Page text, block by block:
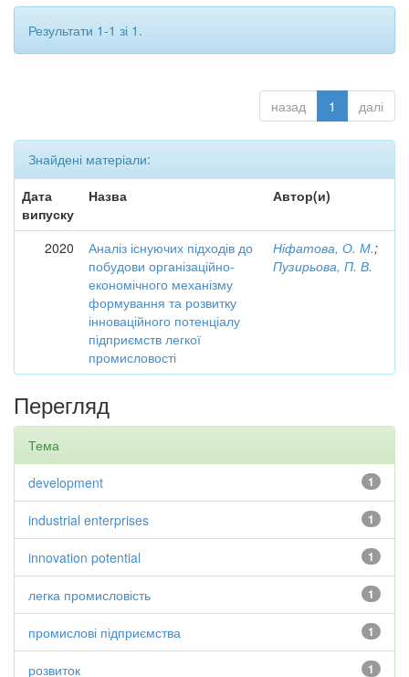
Результати 1-1 зі 1.
назад 1 далі
Знайдені матеріали:
Дата
випуску
Назва Автор(и)
2020
Аналіз існуючих підходів до
побудови організаційно-
економічного механізму
формування та розвитку
інноваційного потенціалу
підприємств легкої
промисловості
Ніфатова, О. М.;
Пузирьова, П. В.
Перегляд
Тема
1
development
1
industrial enterprises
1
innovation potential
1
легка промисловість
1
промислові підприємства
1
розвиток